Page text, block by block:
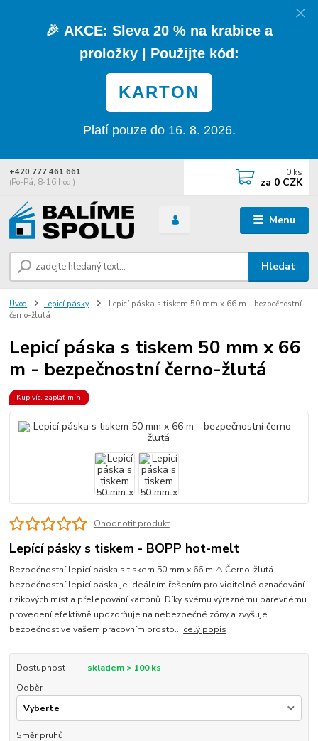
🎉 AKCE: Sleva 20 % na krabice a
proložky| Použijte kód:
KARTON
Platí pouze do 16. 8. 2026.
Menu
Hledat
+420 777 461 661
(Po-Pá, 8-16 hod.)
0 ks
za 0 CZK
Úvod Lepicí pásky
Lepicí páska s tiskem 50 mm x 66 m - bezpečnostní
černo-žlutá
Lepicí páska s tiskem 50 mm x 66
m - bezpečnostní černo-žlutá
Kup víc, zaplať mín!
Ohodnotit produkt
Lepící pásky s tiskem - BOPP hot-melt
Bezpečnostní lepicí páska s tiskem 50 mm x 66 m ⚠️ Černo-žlutá
bezpečnostní lepicí páska je ideálním řešením pro viditelné označování
rizikových míst a přelepování kartonů. Díky svému výraznému barevnému
provedení efektivně upozorňuje na nebezpečné zóny a zvyšuje
bezpečnost ve vašem pracovním prosto... celý popis
Dostupnost
skladem > 100 ks
Odběr
Směr pruhů